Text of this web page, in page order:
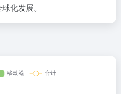
化发展。